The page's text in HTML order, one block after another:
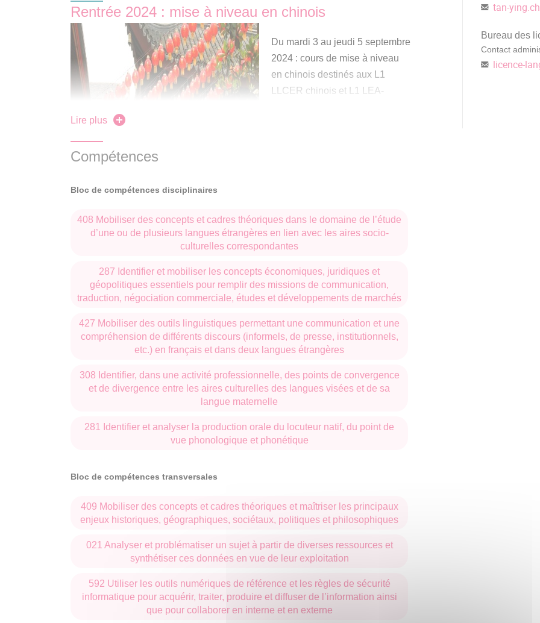
Rentrée 2024 : mise à niveau en chinois
Du mardi 3 au jeudi 5 septembre
2024 : cours de mise à niveau
en chinois destinés aux L1
LLCER chinois et L1 LEA-
Lire plus
Compétences
Bloc de compétences disciplinaires
408 Mobiliser des concepts et cadres théoriques dans le domaine de l’étude
d’une ou de plusieurs langues étrangères en lien avec les aires socio-
culturelles correspondantes
287 Identifier et mobiliser les concepts économiques, juridiques et
géopolitiques essentiels pour remplir des missions de communication,
traduction, négociation commerciale, études et développements de marchés
427 Mobiliser des outils linguistiques permettant une communication et une
compréhension de différents discours (informels, de presse, institutionnels,
etc.) en français et dans deux langues étrangères
308 Identifier, dans une activité professionnelle, des points de convergence
et de divergence entre les aires culturelles des langues visées et de sa
langue maternelle
281 Identifier et analyser la production orale du locuteur natif, du point de
vue phonologique et phonétique
Bloc de compétences transversales
409 Mobiliser des concepts et cadres théoriques et maîtriser les principaux
enjeux historiques, géographiques, sociétaux, politiques et philosophiques
021 Analyser et problématiser un sujet à partir de diverses ressources et
synthétiser ces données en vue de leur exploitation
592 Utiliser les outils numériques de référence et les règles de sécurité
informatique pour acquérir, traiter, produire et diffuser de l’information ainsi
que pour collaborer en interne et en externe
tan-
Bureau des
Contact
licence-